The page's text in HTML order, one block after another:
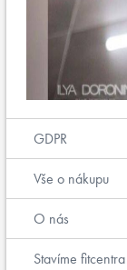
GDPR
Vše o nákupu
O nás
Stavíme fitcentra